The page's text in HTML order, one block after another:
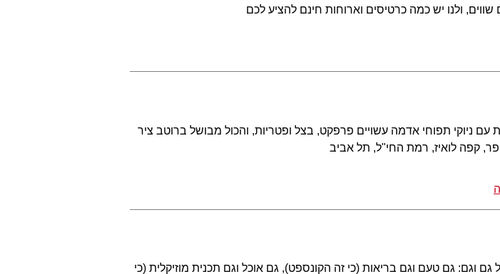
ולנו יש כמה כרטיסים וארוחות חינם להציע לכם
ניוקי תפוחי אדמה עשויים פרפקט, בצל ופטריות, והכול מבושל ברוטב ציר
קפה לואיז, רמת החי"ל, תל אביב
וגם: גם טעם וגם בריאות (כי זה הקונספט), גם אוכל וגם תכנית מוזיקלית (כי